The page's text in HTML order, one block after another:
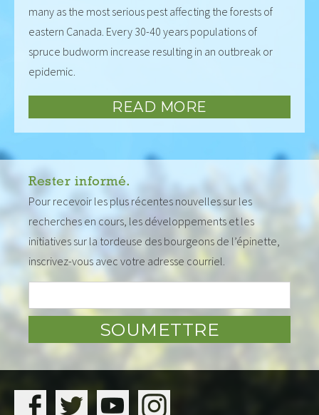
many as the most serious pest affecting the forests of
eastern Canada. Every 30-40 years populations of
spruce budworm increase resulting in an outbreak or
epidemic.
READ MORE
Rester informé.
Pour recevoir les plus récentes nouvelles sur les
recherches en cours, les développements et les
initiatives sur la tordeuse des bourgeons de l’épinette,
inscrivez-vous avec votre adresse courriel.